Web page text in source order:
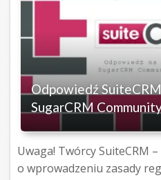
Odpowiedź
SugarCRM
Uwaga! Twórcy SuiteCRM
o wprowadzeniu zasady